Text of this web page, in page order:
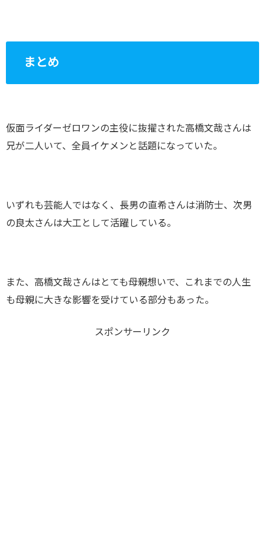
まとめ
仮面ライダーゼロワンの主役に抜擢された高橋文哉さんは
兄が二人いて、全員イケメンと話題になっていた。
いずれも芸能人ではなく、長男の直希さんは消防士、次男
の良太さんは大工として活躍している。
また、高橋文哉さんはとても母親想いで、これまでの人生
も母親に大きな影響を受けている部分もあった。
スポンサーリンク